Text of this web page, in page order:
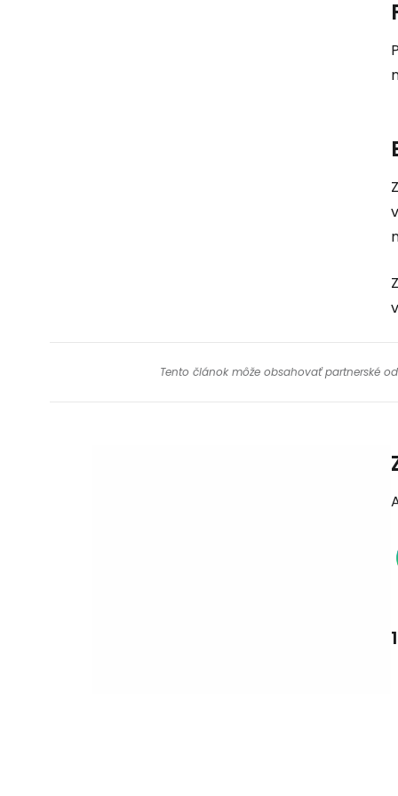
Tento článok môže obsahovať partnerské